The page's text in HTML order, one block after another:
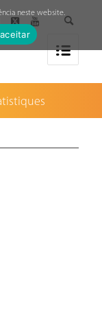
neste website.